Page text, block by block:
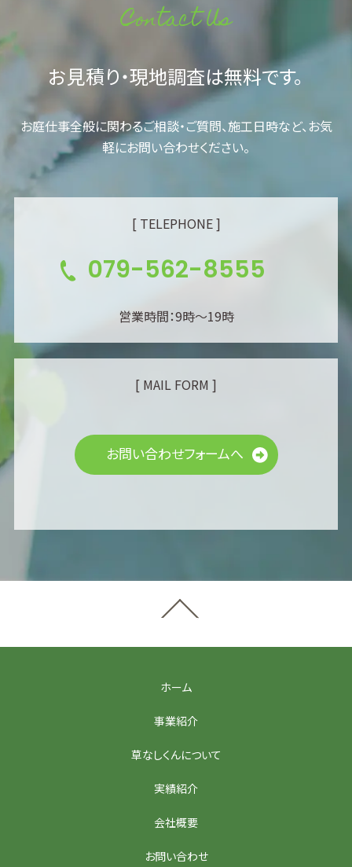
Contact Us
お見積り・現地調査は無料です。
お庭仕事全般に関わるご相談・ご質問、施工日時など、お気
軽にお問い合わせください。
[ TELEPHONE ]
079-562-8555
営業時間：9時～19時
[ MAIL FORM ]
お問い合わせフォームへ
ホーム
事業紹介
草なしくんについて
実績紹介
会社概要
お問い合わせ